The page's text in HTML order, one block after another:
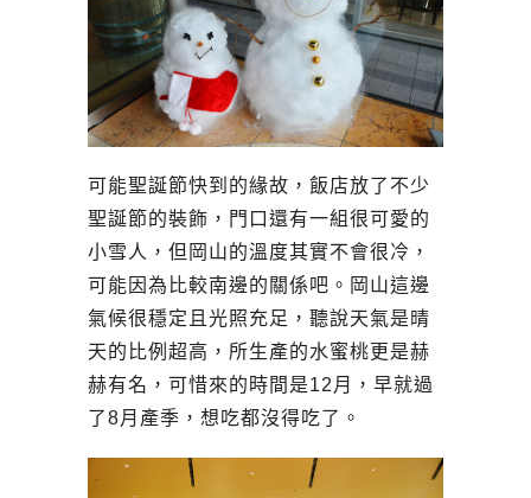
可能聖誕節快到的緣故，飯店放了不少
聖誕節的裝飾，門口還有一組很可愛的
小雪人，但岡山的溫度其實不會很冷，
可能因為比較南邊的關係吧。岡山這邊
氣候很穩定且光照充足，聽說天氣是晴
天的比例超高，所生產的水蜜桃更是赫
赫有名，可惜來的時間是12月，早就過
了8月產季，想吃都沒得吃了。